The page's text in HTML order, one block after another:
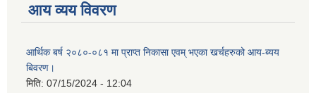
आय व्यय विवरण
आर्थिक बर्ष २०८०-०८१ मा प्राप्त निकासा एवम् भएका खर्चहरुको आय-ब्यय
बिवरण।
मिति: 07/15/2024 - 12:04